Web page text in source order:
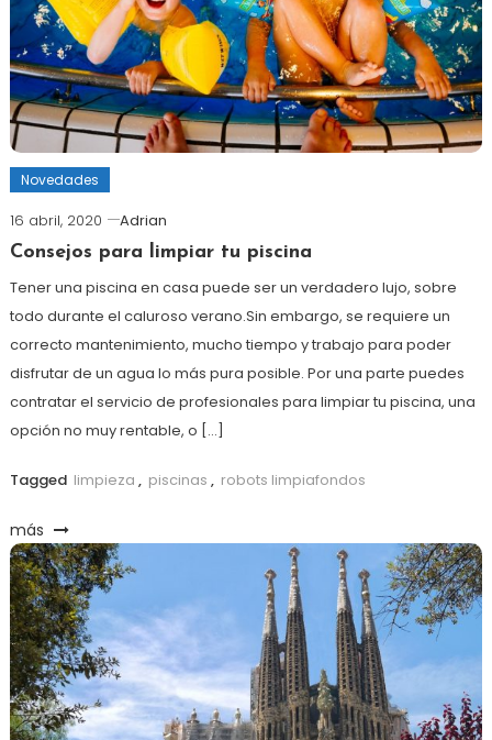
Novedades
16 abril, 2020
Adrian
Consejos para limpiar tu piscina
Tener una piscina en casa puede ser un verdadero lujo, sobre
todo durante el caluroso verano.Sin embargo, se requiere un
correcto mantenimiento, mucho tiempo y trabajo para poder
disfrutar de un agua lo más pura posible. Por una parte puedes
contratar el servicio de profesionales para limpiar tu piscina, una
opción no muy rentable, o […]
Tagged limpieza , piscinas , robots limpiafondos
más